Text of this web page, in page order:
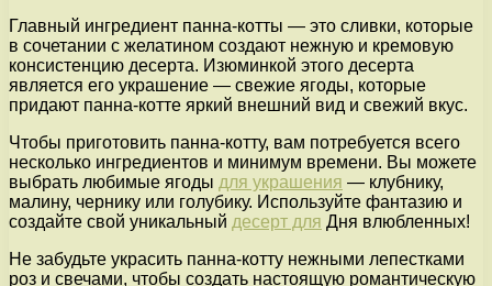
Главный ингредиент панна-котты — это сливки, которые
в сочетании с желатином создают нежную и кремовую
консистенцию десерта. Изюминкой этого десерта
является его украшение — свежие ягоды, которые
придают панна-котте яркий внешний вид и свежий вкус.
Чтобы приготовить панна-котту, вам потребуется всего
несколько ингредиентов и минимум времени. Вы можете
выбрать любимые ягоды для украшения — клубнику,
малину, чернику или голубику. Используйте фантазию и
создайте свой уникальный десерт для Дня влюбленных!
Не забудьте украсить панна-котту нежными лепестками
роз и свечами, чтобы создать настоящую романтическую